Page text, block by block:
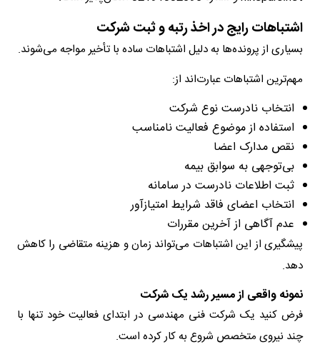
اشتباهات رایج در اخذ رتبه و ثبت شرکت
بسیاری از پرونده‌ها به دلیل اشتباهات ساده با تأخیر مواجه می‌شوند.
مهم‌ترین اشتباهات عبارت‌اند از:
انتخاب نادرست نوع شرکت
استفاده از موضوع فعالیت نامناسب
نقص مدارک اعضا
بی‌توجهی به سوابق بیمه
ثبت اطلاعات نادرست در سامانه
انتخاب اعضای فاقد شرایط امتیازآور
عدم آگاهی از آخرین مقررات
پیشگیری از این اشتباهات می‌تواند زمان و هزینه متقاضی را کاهش
دهد.
نمونه واقعی از مسیر رشد یک شرکت
فرض کنید یک شرکت فنی مهندسی در ابتدای فعالیت خود تنها با
چند نیروی متخصص شروع به کار کرده است.